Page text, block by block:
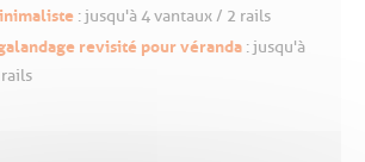
: jusqu'à 4 vantaux / 2 rails
revisité pour véranda : jusqu'à